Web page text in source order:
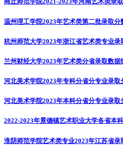
温州理工学院2023年艺术类第二批录取分
杭州师范大学2023年浙江省艺术类专业录
兰州财经大学2023年艺术类分省录取数据
河北美术学院2023年专科分省分专业录取
河北美术学院2023年本科分省分专业录取
2022-2023年景德镇艺术职业大学各省本
淮阴师范学院艺术类专业2023年江苏省录